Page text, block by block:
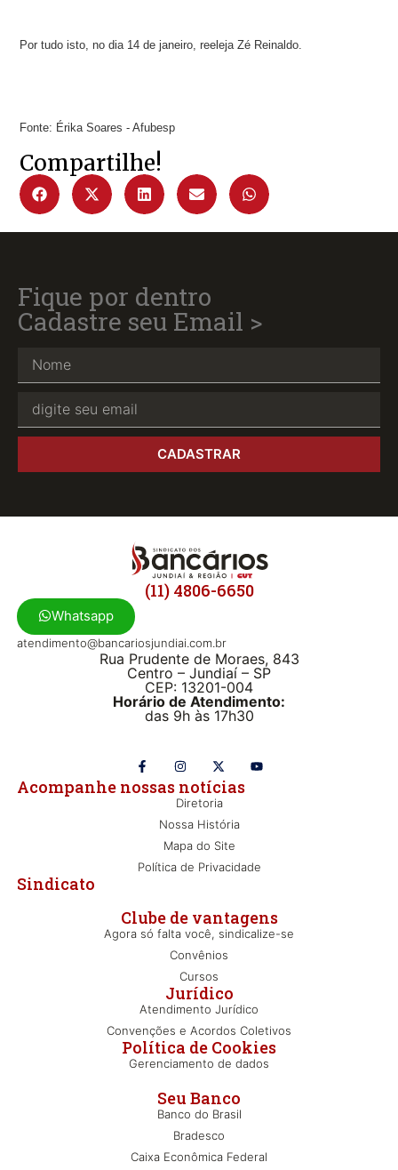
Por tudo isto, no dia 14 de janeiro, reeleja Zé Reinaldo.
Fonte: Érika Soares - Afubesp
Compartilhe!
Fique por dentro
Cadastre seu Email >
CADASTRAR
Seu Banco
Banco do Brasil
Bradesco
Caixa Econômica Federal
Clube de vantagens
Agora só falta você, sindicalize-se
Convênios
Cursos
Jurídico
Atendimento Jurídico
Convenções e Acordos Coletivos
Política de Cookies
Gerenciamento de dados
Sindicato
Diretoria
Nossa História
Mapa do Site
Política de Privacidade
Acompanhe nossas notícias
(11) 4806-6650
Whatsapp
atendimento@bancariosjundiai.com.br
Rua Prudente de Moraes, 843
Centro – Jundiaí – SP
CEP: 13201-004
Horário de Atendimento:
das 9h às 17h30